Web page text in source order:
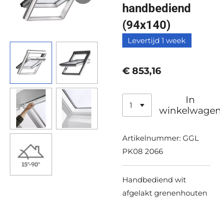
handbediend
(94x140)
Levertijd 1 week
€ 853,16
In
Artikelnummer: GGL
PK08 2066
Handbediend wit
afgelakt grenenhouten